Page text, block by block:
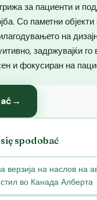
за пациенти и
Со паметни
на
задржувајќи
и фокусиран на
→
spodobać
верзија на наслов на
во Канада Алберта